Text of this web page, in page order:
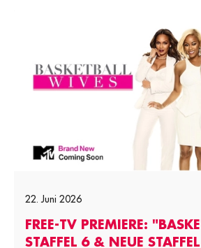
22. Juni 2026
FREE-TV PREMIERE:
STAFFEL 6 & NEUE STAFFEL